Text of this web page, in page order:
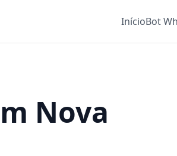
InícioBot
Nova